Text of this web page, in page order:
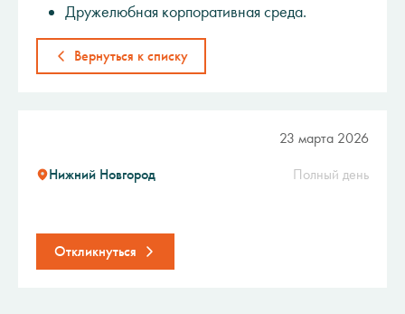
Дружелюбная корпоративная среда.
Вернуться к списку
23 марта 2026
Нижний Новгород Полный день
Откликнуться